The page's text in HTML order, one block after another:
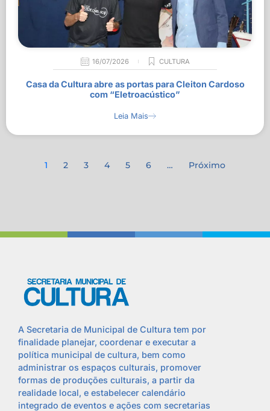
16/07/2026 CULTURA
Casa da Cultura abre as portas para Cleiton Cardoso
com “Eletroacústico”
Leia Mais
1 2 3 4 5 6 … Próximo
A Secretaria de Municipal de Cultura tem por
finalidade planejar, coordenar e executar a
política municipal de cultura, bem como
administrar os espaços culturais, promover
formas de produções culturais, a partir da
realidade local, e estabelecer calendário
integrado de eventos e ações com secretarias